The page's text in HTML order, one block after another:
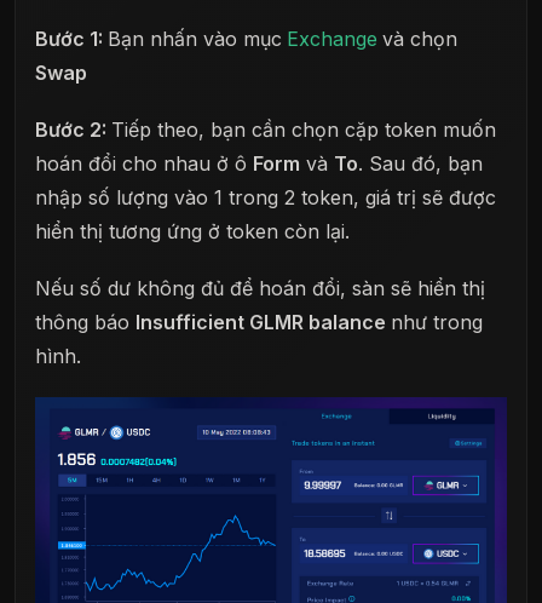
Bước 1: Bạn nhấn vào mục Exchange và chọn
Swap
Bước 2: Tiếp theo, bạn cần chọn cặp token muốn
hoán đổi cho nhau ở ô Form và To. Sau đó, bạn
nhập số lượng vào 1 trong 2 token, giá trị sẽ được
hiển thị tương ứng ở token còn lại.
Nếu số dư không đủ để hoán đổi, sàn sẽ hiển thị
thông báo Insufficient GLMR balance như trong
hình.